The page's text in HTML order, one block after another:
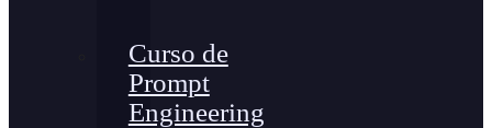
Curso de
Prompt
Engineering